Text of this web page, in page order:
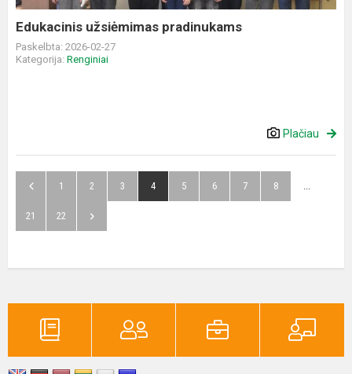
Edukacinis užsiėmimas pradinukams
Paskelbta: 2026-02-27
Kategorija: Renginiai
Plačiau
1 2 3 4 5 6 7 8 ...
21 22